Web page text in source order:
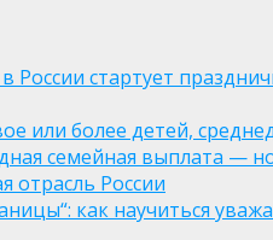
России стартует
или более детей,
семейная выплата —
отрасль России
как научиться